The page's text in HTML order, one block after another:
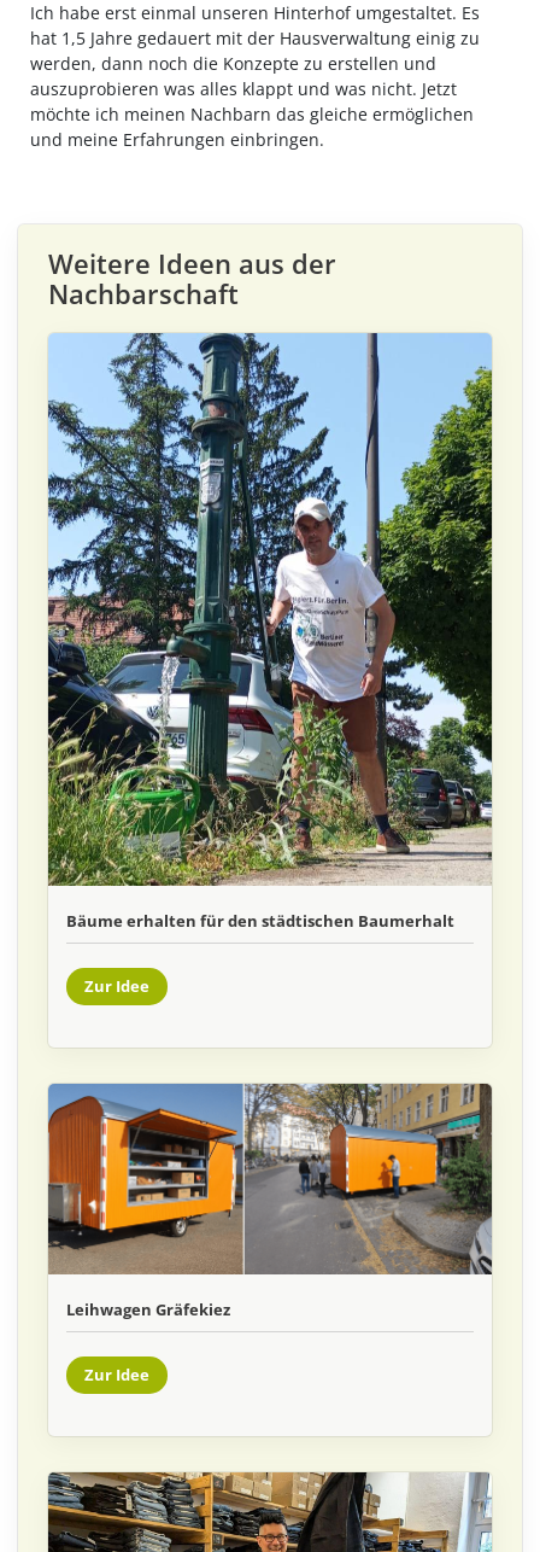
Ich habe erst einmal unseren Hinterhof umgestaltet. Es
hat 1,5 Jahre gedauert mit der Hausverwaltung einig zu
werden, dann noch die Konzepte zu erstellen und
auszuprobieren was alles klappt und was nicht. Jetzt
möchte ich meinen Nachbarn das gleiche ermöglichen
und meine Erfahrungen einbringen.
Weitere Ideen aus der
Nachbarschaft
Bäume erhalten für den städtischen Baumerhalt
Zur Idee
Leihwagen Gräfekiez
Zur Idee